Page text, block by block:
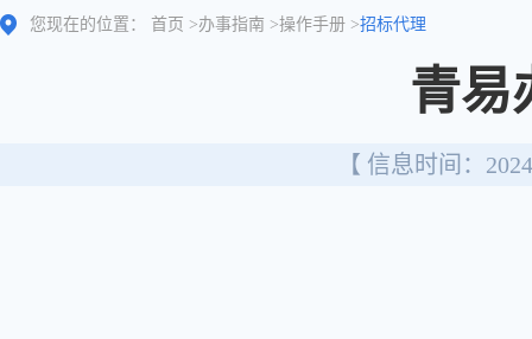
您现在的位置： 首页 >办事指南 >操作手册 >招标代理
青易
【 信息时间：